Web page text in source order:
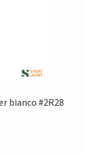
bianco #2R28